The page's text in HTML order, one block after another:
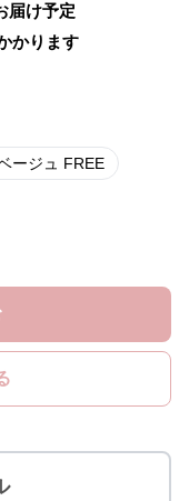
届け予定
かります
ベージュ FREE